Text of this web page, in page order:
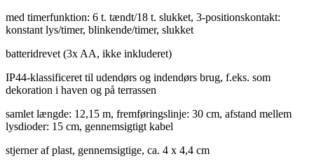
med timerfunktion: 6 t. tændt/18 t. slukket, 3-positionskontakt:
konstant lys/timer, blinkende/timer, slukket
batteridrevet (3x AA, ikke inkluderet)
IP44-klassificeret til udendørs og indendørs brug, f.eks. som
dekoration i haven og på terrassen
samlet længde: 12,15 m, fremføringslinje: 30 cm, afstand mellem
lysdioder: 15 cm, gennemsigtigt kabel
stjerner af plast, gennemsigtige, ca. 4 x 4,4 cm